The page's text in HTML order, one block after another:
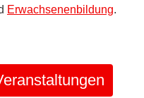
Erwachsenenbildung.